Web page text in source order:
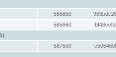
585850
585860
587500